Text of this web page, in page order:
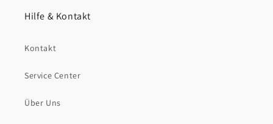
Hilfe & Kontakt
Kontakt
Service Center
Über Uns